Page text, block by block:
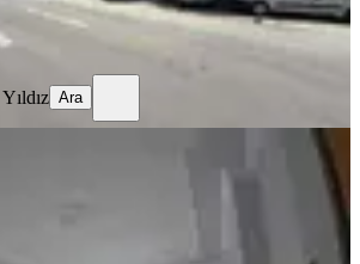
Ara